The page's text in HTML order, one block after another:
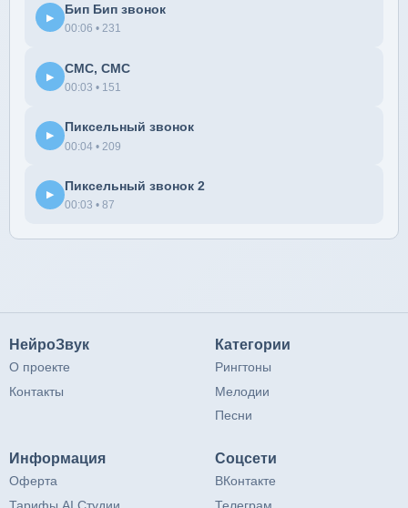
▶
Бип Бип звонок
00:06 • 231
▶
СМС, СМС
00:03 • 151
▶
Пиксельный звонок
00:04 • 209
▶
Пиксельный звонок 2
00:03 • 87
НейроЗвук
О проекте
Контакты
Категории
Рингтоны
Мелодии
Песни
Информация
Оферта
Тарифы AI Студии
Соцсети
ВКонтакте
Телеграм